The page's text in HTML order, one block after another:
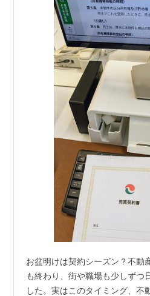
お盆明けは契約シーズン？不動
も終わり、街や職場も少しずつ
した。実はこのタイミング、不